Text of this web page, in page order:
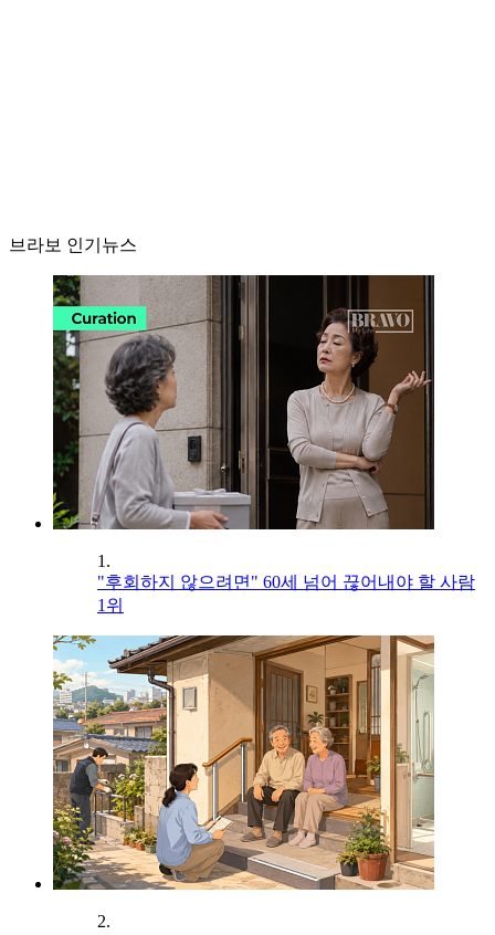
브라보 인기뉴스
1.
"후회하지 않으려면" 60세 넘어 끊어내야 할 사람
1위
2.